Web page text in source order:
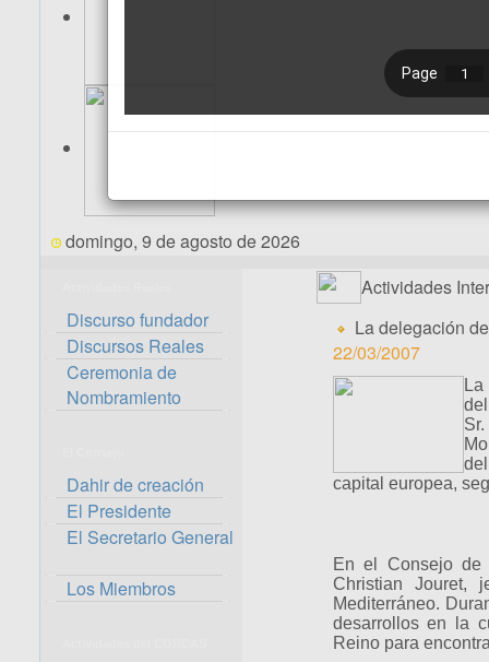
domingo, 9 de agosto de 2026
Discurso fundador
Discursos Reales
Ceremonia de
Nombramiento
Dahir de creación
El Presidente
El Secretario General
Los Miembros
Actividades
La delegación
22/03/2007
capital europea,
En el Consejo de
Christian
Mediterráneo.
desarrollos en la
Reino para